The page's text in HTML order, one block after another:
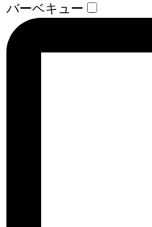
バーベキュー